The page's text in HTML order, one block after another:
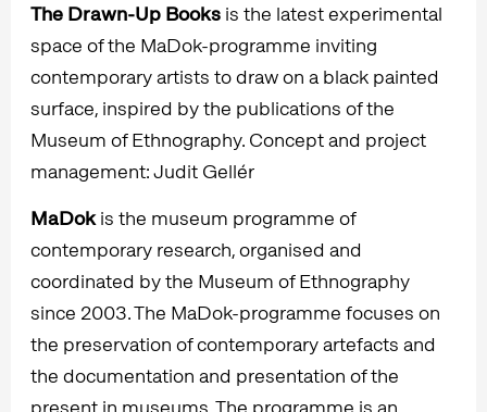
The Drawn-Up Books is the latest experimental
space of the MaDok-programme inviting
contemporary artists to draw on a black painted
surface, inspired by the publications of the
Museum of Ethnography. Concept and project
management: Judit Gellér
MaDokis the museum programme of
contemporary research, organised and
coordinated by the Museum of Ethnography
since 2003. The MaDok-programme focuses on
the preservation of contemporary artefacts and
the documentation and presentation of the